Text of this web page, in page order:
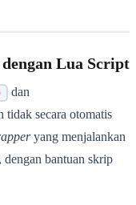
Lua Script
dan
tidak secara otomatis
yang menjalankan
bantuan skrip